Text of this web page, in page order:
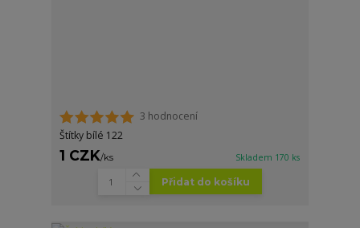
3 hodnocení
Štítky bílé 122
1 CZK/ks Skladem 170 ks
Přidat do košíku